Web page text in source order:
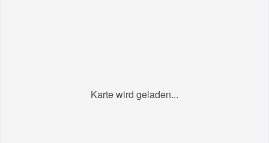
Karte wird geladen...